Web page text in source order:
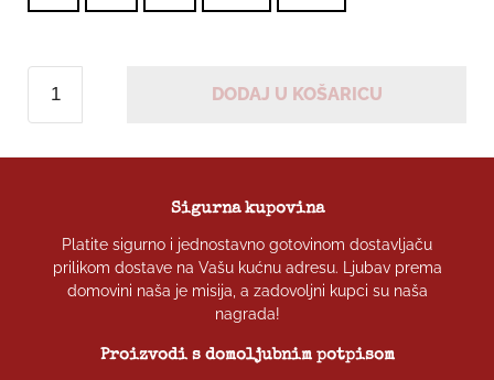
HOS
DODAJ U KOŠARICU
Sigurna kupovina
Platite sigurno i jednostavno gotovinom dostavljaču
prilikom dostave na Vašu kućnu adresu. Ljubav prema
domovini naša je misija, a zadovoljni kupci su naša
nagrada!
Proizvodi s domoljubnim potpisom